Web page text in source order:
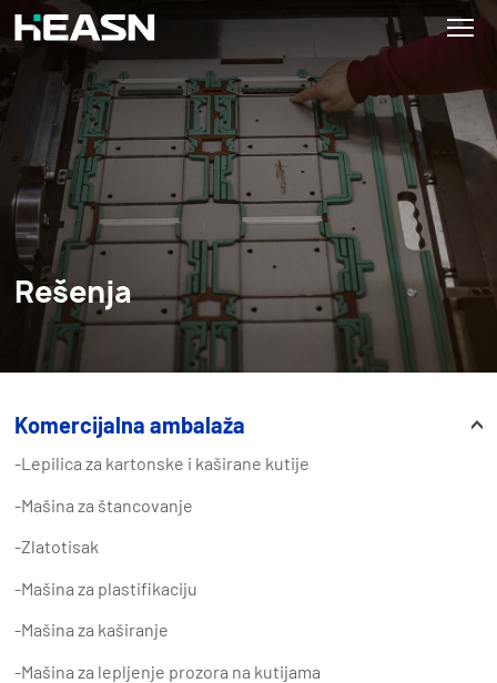
Rešenja
Komercijalna ambalaža
-Lepilica za kartonske i kaširane kutije
-Mašina za štancovanje
-Zlatotisak
-Mašina za plastifikaciju
-Mašina za kaširanje
-Mašina za lepljenje prozora na kutijama